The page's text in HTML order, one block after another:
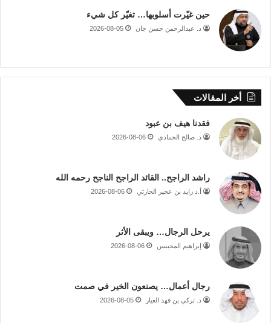
حين غيّرت أسلوبها… تغيّر كل شيء
د. عبدالرحمن حسن جان 2026-08-05
أخر المقالات
فقدنا هيف بن عبود
د. صالح الحمادي 2026-08-06
راشد الراجح.. القائد الراجح الناجح رحمه الله
أ.د زايد بن عجير الحارثي 2026-08-06
يرحل الرجال… ويبقى الأثر
إبراهيم المحيسن 2026-08-06
رجال أعمال… يصنعون الخير في صمت
د. تركي بن فهد العيار 2026-08-05